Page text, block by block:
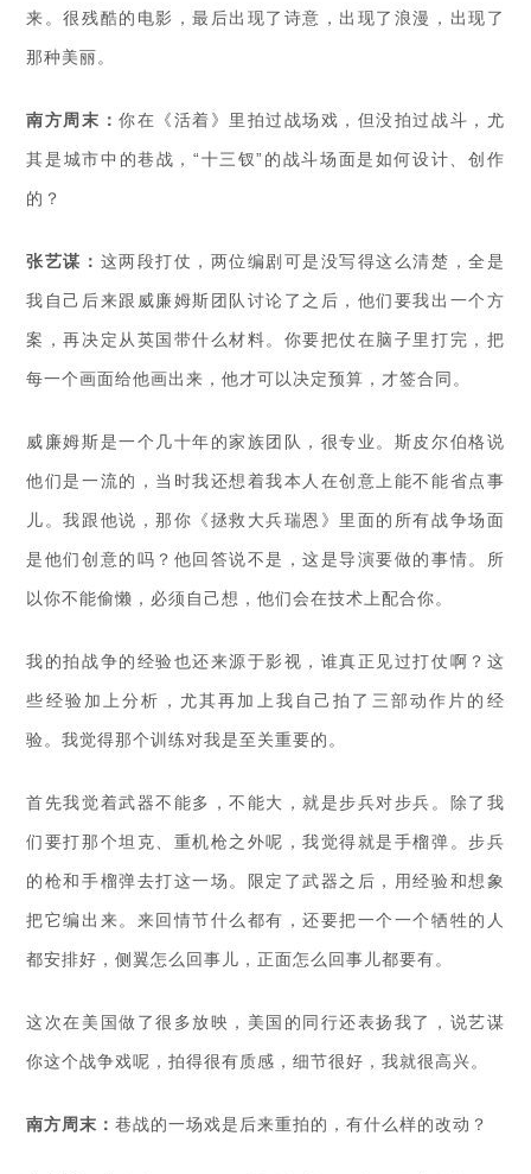
来。很残酷的电影，最后出现了诗意，出现了浪漫，出现了
那种美丽。
南方周末：你在《活着》里拍过战场戏，但没拍过战斗，尤
其是城市中的巷战，“十三钗”的战斗场面是如何设计、创作
的？
张艺谋： 这两段打仗，两位编剧可是没写得这么清楚，全是
我自己后来跟威廉姆斯团队讨论了之后，他们要我出一个方
案，再决定从英国带什么材料。你要把仗在脑子里打完，把
每一个画面给他画出来，他才可以决定预算，才签合同。
威廉姆斯是一个几十年的家族团队，很专业。斯皮尔伯格说
他们是一流的，当时我还想着我本人在创意上能不能省点事
儿。我跟他说，那你《拯救大兵瑞恩》里面的所有战争场面
是他们创意的吗？他回答说不是，这是导演要做的事情。所
以你不能偷懒，必须自己想，他们会在技术上配合你。
我的拍战争的经验也还来源于影视，谁真正见过打仗啊？这
些经验加上分析，尤其再加上我自己拍了三部动作片的经
验。我觉得那个训练对我是至关重要的。
首先我觉着武器不能多，不能大，就是步兵对步兵。除了我
们要打那个坦克、重机枪之外呢，我觉得就是手榴弹。步兵
的枪和手榴弹去打这一场。限定了武器之后，用经验和想象
把它编出来。来回情节什么都有，还要把一个一个牺牲的人
都安排好，侧翼怎么回事儿，正面怎么回事儿都要有。
这次在美国做了很多放映，美国的同行还表扬我了，说艺谋
你这个战争戏呢，拍得很有质感，细节很好，我就很高兴。
南方周末：巷战的一场戏是后来重拍的，有什么样的改动？